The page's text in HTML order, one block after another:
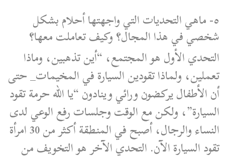
٥- ماهي التحديات التي واجهتها أحلام بشكل
شخصي في هذا المجال؟ وكيف تعاملت معها؟
التحدي الأول هو المجتمع، “أين تذهبين، وماذا
تعملين، ولماذا تقودين السيارة في المخيمات_ حتى
أن الأطفال يركضون ورائي وينادون “يا الله حرمة تقود
السيارة”، ولكن مع الوقت وجلسات رفع الوعي لدى
النساء والرجال، أصبح في المنطقة أكثر من 30 امرأة
تقود السيارة الآن. التحدي الآخر هو التخويف من